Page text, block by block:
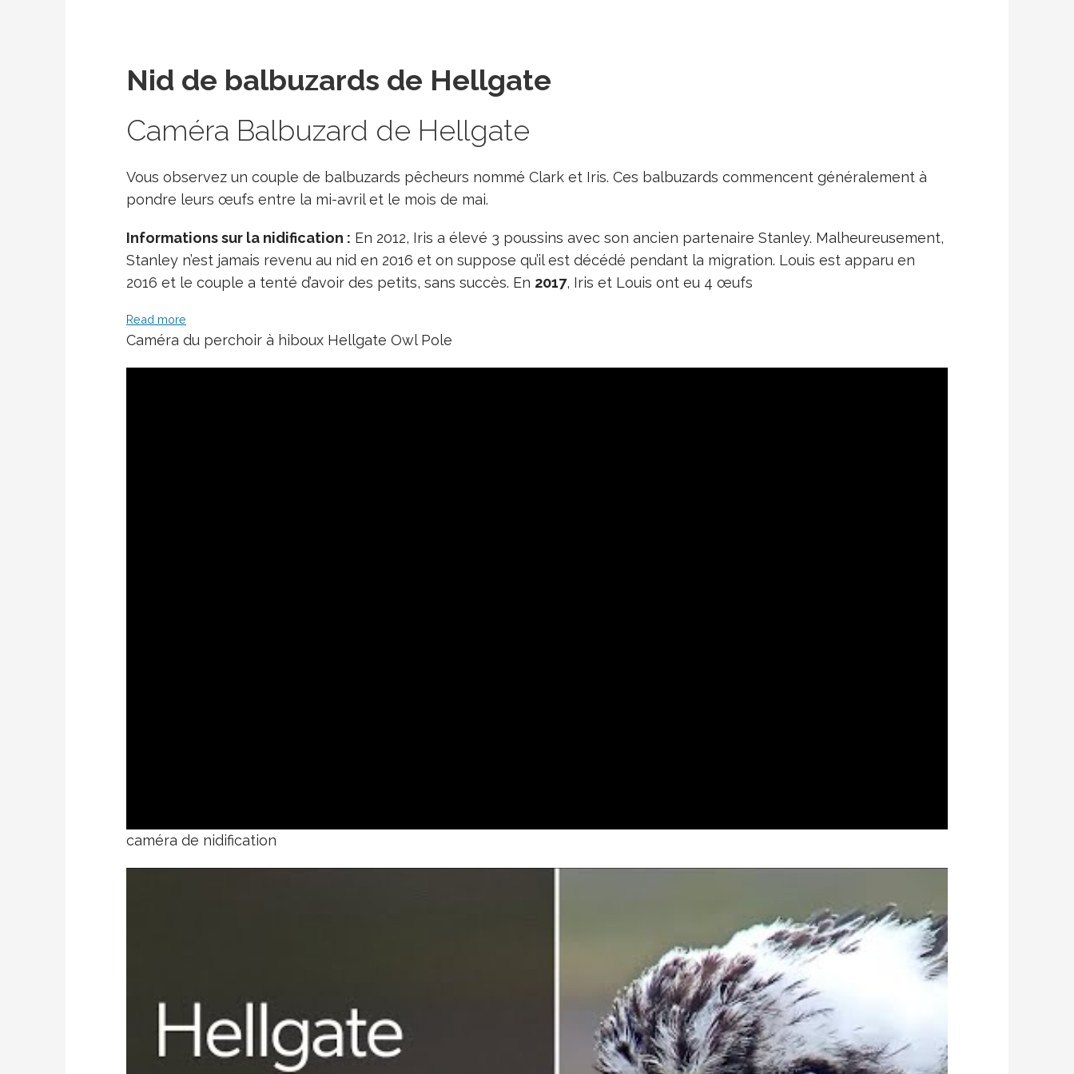
Nid de balbuzards de Hellgate
Caméra Balbuzard de Hellgate
Vous observez un couple de balbuzards pêcheurs nommé Clark et Iris. Ces balbuzards commencent généralement à
pondre leurs œufs entre la mi-avril et le mois de mai.
Informations sur la nidification : En 2012, Iris a élevé 3 poussins avec son ancien partenaire Stanley. Malheureusement,
Stanley n’est jamais revenu au nid en 2016 et on suppose qu’il est décédé pendant la migration. Louis est apparu en
2016 et le couple a tenté d’avoir des petits, sans succès. En 2017, Iris et Louis ont eu 4 œufs
Read more
Caméra du perchoir à hiboux Hellgate Owl Pole
caméra de nidification